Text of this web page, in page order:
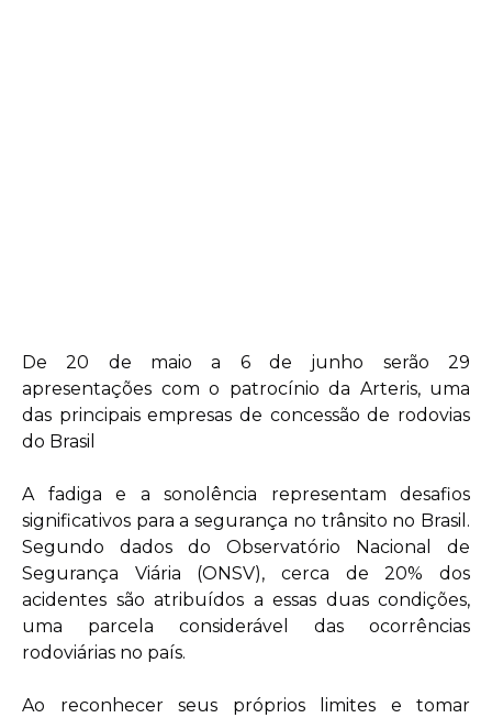
De 20 de maio a 6 de junho serão 29
apresentações com o patrocínio da Arteris, uma
das principais empresas de concessão de rodovias
do Brasil
A fadiga e a sonolência representam desafios
significativos para a segurança no trânsito no Brasil.
Segundo dados do Observatório Nacional de
Segurança Viária (ONSV), cerca de 20% dos
acidentes são atribuídos a essas duas condições,
uma parcela considerável das ocorrências
rodoviárias no país.
Ao reconhecer seus próprios limites e tomar